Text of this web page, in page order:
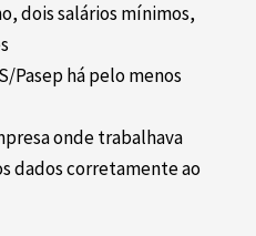
dois salários mínimos,
Pasep há pelo menos
onde trabalhava
dados corretamente ao